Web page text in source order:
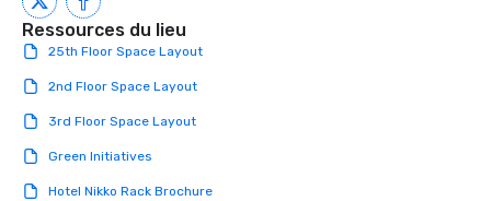
Ressources du lieu
25th Floor Space Layout
2nd Floor Space Layout
3rd Floor Space Layout
Green Initiatives
Hotel Nikko Rack Brochure